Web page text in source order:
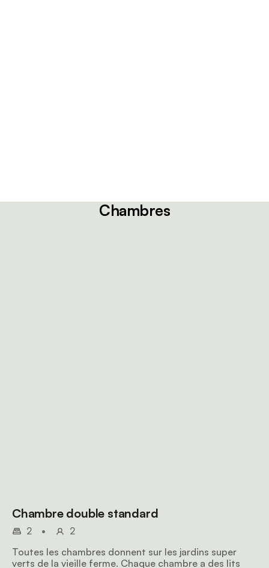
Chambres
Chambre double standard
2 •
2
Toutes les chambres donnent sur les jardins super
verts de la vieille ferme. Chaque chambre a des lits